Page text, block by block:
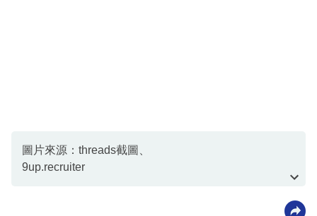
圖片來源：threads截圖、
9up.recruiter